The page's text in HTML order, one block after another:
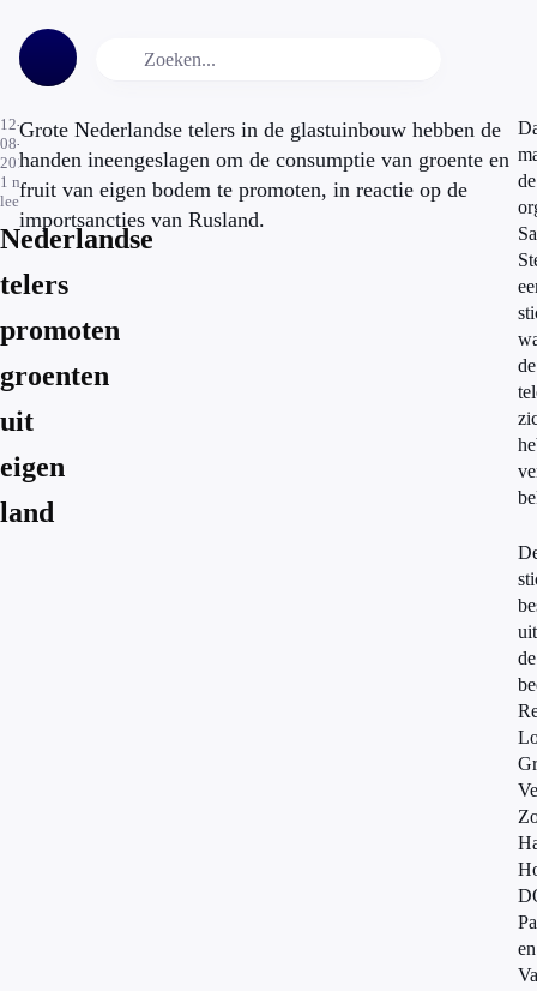
12-
08-
2014
1 min.
leestijd
Nederlandse
telers
promoten
groenten
uit
eigen
land
Grote Nederlandse telers in de glastuinbouw hebben de
handen ineengeslagen om de consumptie van groente en
fruit van eigen bodem te promoten, in reactie op de
importsancties van Rusland.
de
de
uit
de
en